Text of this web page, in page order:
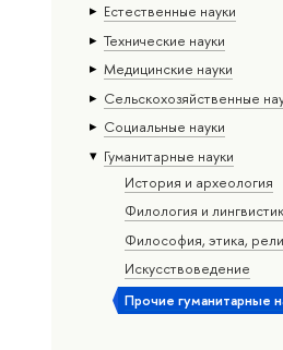
Естественные науки
Тех­ничес­кие науки
Медицинские науки
Сельскохозяйственные
Социальные науки
Гуманитарные науки
История и археология
Филология и
Философия, этика,
Искусствоведение
Прочие гуманитарные